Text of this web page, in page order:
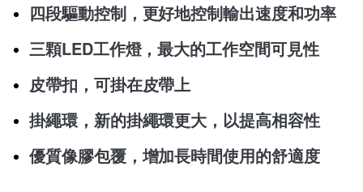
四段驅動控制​，更好地控制輸出速度和功率​
三顆LED工作燈​，最大的工作空間可見性
皮帶扣​，可掛在皮帶上
掛繩環​，新的掛繩環更大，以提高相容性​
優質像膠包覆​，增加長時間使用的舒適度​